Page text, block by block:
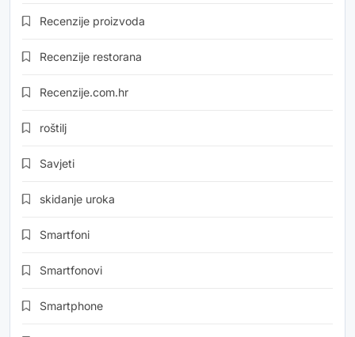
Recenzije proizvoda
Recenzije restorana
Recenzije.com.hr
roštilj
Savjeti
skidanje uroka
Smartfoni
Smartfonovi
Smartphone